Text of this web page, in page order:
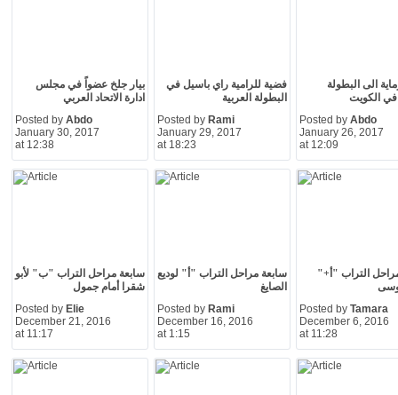
بيار جلخ عضواً في مجلس
ادارة الاتحاد العربي
Posted by Abdo
January 30, 2017
at 12:38
فضية للرامية راي باسيل في
البطولة العربية
Posted by Rami
January 29, 2017
at 18:23
الى البطولة
في الكويت
Posted by Abdo
January 26, 2017
at 12:09
سابعة مراحل التراب "ب" لأبو
شقرا أمام جمول
Posted by Elie
December 21, 2016
at 11:17
سابعة مراحل التراب "أ" لوديع
الصايغ
Posted by Rami
December 16, 2016
at 1:15
التراب "أ+"
Posted by Tamara
December 6, 2016
at 11:28